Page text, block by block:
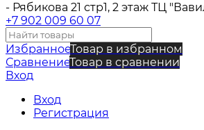
- Рябикова 21 стр1, 2 этаж ТЦ
+7 902 009 60 07
ИзбранноеТовар в избранном
СравнениеТовар в сравнении
Вход
Вход
Регистрация